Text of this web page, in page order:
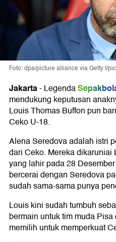
Foto: dpa/picture alliance via Getty I/
Jakarta-Legenda
mendukung keputusan
Louis Thomas Buffon pun
Ceko U-18.
Alena Seredova adalah istri
dari Ceko. Mereka
yang lahir pada 28
bercerai dengan Seredova
sudah sama-sama punya
Louis kini sudah tumbuh
bermain untuk tim muda
memilih untuk memperkuat